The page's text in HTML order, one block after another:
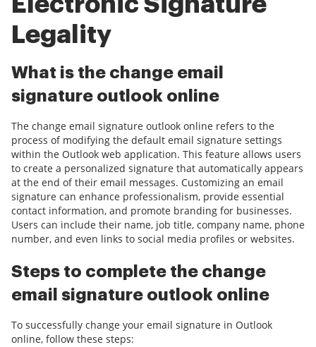
Legality
What is the change email
signature outlook online
The change email signature outlook online refers to the
process of modifying the default email signature settings
within the Outlook web application. This feature allows users
to create a personalized signature that automatically appears
at the end of their email messages. Customizing an email
signature can enhance professionalism, provide essential
contact information, and promote branding for businesses.
Users can include their name, job title, company name, phone
number, and even links to social media profiles or websites.
Steps to complete the change
email signature outlook online
To successfully change your email signature in Outlook
online, follow these steps: